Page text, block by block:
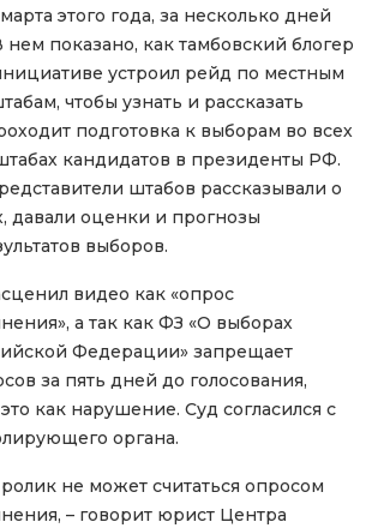
этого года, за несколько дней
нем показано, как тамбовский блогер
устроил рейд по местным
чтобы узнать и рассказать
подготовка к выборам во всех
кандидатов в президенты РФ.
штабов рассказывали о
давали оценки и прогнозы
выборов.
видео как «опрос
а так как ФЗ «О выборах
Федерации» запрещает
за пять дней до голосования,
как нарушение. Суд согласился с
органа.
не может считаться опросом
– говорит юрист Центра